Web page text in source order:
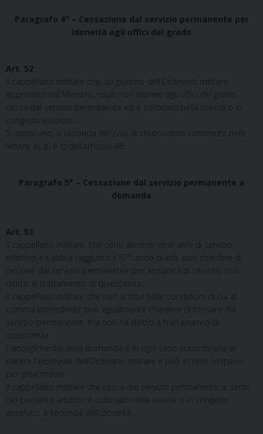
Paragrafo 4° – Cessazione dal servizio permanente per
idoneità agli uffici del grado
Art. 52
Il cappellano militare che, su giudizio dell’Ordinario militare,
approvato dal Ministro, risulti non idoneo agli uffici del grado,
cessa dal servizio permanente ed è collocato nella riserva o in
congedo assoluto.
Si applicano, a seconda dei casi, le disposizioni contenute nelle
lettere a), b) e c) dell’articolo 48.
Paragrafo 5° – Cessazione dal servizio permanente a
domanda
Art. 53
Il cappellano militare, che conti almeno venti anni di servizio
effettivo ed abbia raggiunto il 57° anno di età, può chiedere di
cessare dal servizio permanente per anzianità di servizio, con
diritto al trattamento di quiescenza.
Il cappellano militare che non si trovi nelle condizioni di cui al
comma precedente può egualmente chiedere di cessare dal
servizio permanente, ma non ha diritto a trattamento di
quiescenza.
L’accoglimento della domanda è in ogni caso subordinato al
parere favorevole dell’Ordinario militare e può essere sospeso
per gravi motivi.
Il cappellano militare che cessa dal servizio permanente ai sensi
del presente articolo è collocato nella riserva o in congedo
assoluto, a seconda dell’idoneità.